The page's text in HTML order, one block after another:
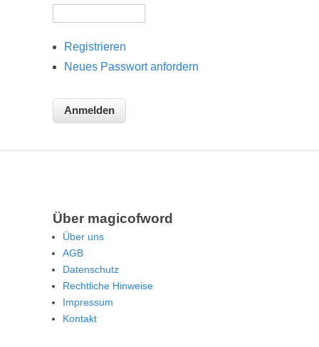
Registrieren
Neues Passwort anfordern
Über magicofword
Über uns
AGB
Datenschutz
Rechtliche Hinweise
Impressum
Kontakt